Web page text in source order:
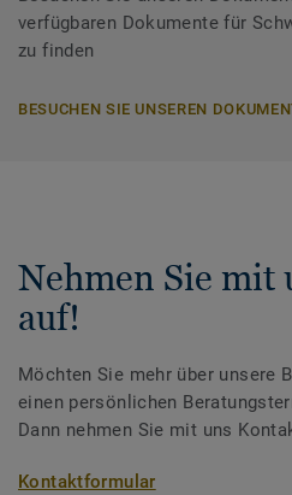
verfügbaren Dokumente für
zu finden
BESUCHEN SIE UNSEREN
Nehmen Sie mit
auf!
Möchten Sie mehr über unsere
einen persönlichen
Dann nehmen Sie mit uns
Kontaktformular